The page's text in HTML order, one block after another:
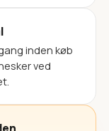
inden køb
ved